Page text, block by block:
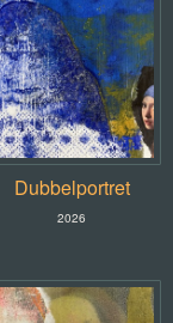
Dubbelportret
2026